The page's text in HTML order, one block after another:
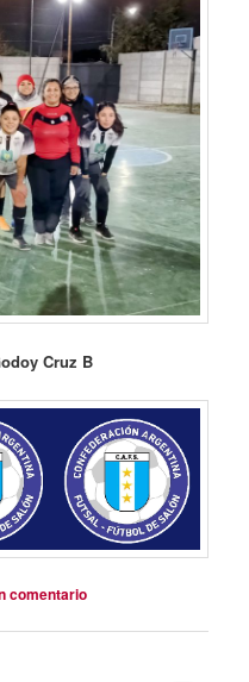
Cruz B
comentario